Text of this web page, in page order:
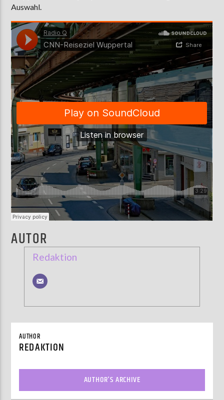
AKTUELLE SENDUNG
MOEBIUS
19:00 24:00
ZU HÖREN INMünster90,9 MHzSteinfurt103,9 MHz
Auswahl.
AUTOR
Redaktion
AUTHOR
REDAKTION
AUTHOR'S ARCHIVE